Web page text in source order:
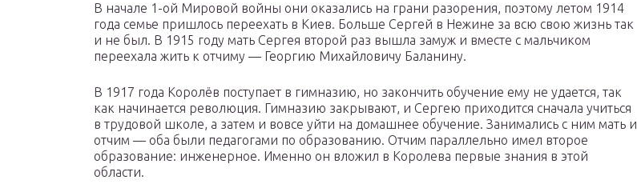
В начале 1-ой Мировой войны они оказались на грани разорения, поэтому летом 1914
года семье пришлось переехать в Киев. Больше Сергей в Нежине за всю свою жизнь так
и не был. В 1915 году мать Сергея второй раз вышла замуж и вместе с мальчиком
переехала жить к отчиму — Георгию Михайловичу Баланину.
В 1917 года Королёв поступает в гимназию, но закончить обучение ему не удается, так
как начинается революция. Гимназию закрывают, и Сергею приходится сначала учиться
в трудовой школе, а затем и вовсе уйти на домашнее обучение. Занимались с ним мать и
отчим — оба были педагогами по образованию. Отчим параллельно имел второе
образование: инженерное. Именно он вложил в Королева первые знания в этой
области.